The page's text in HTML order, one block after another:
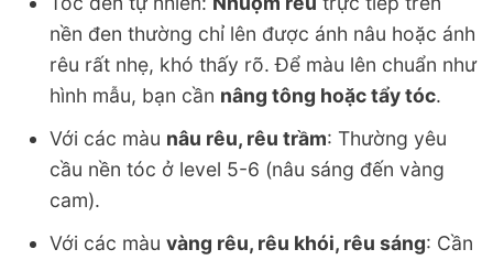
nền đen thường chỉ lên được ánh nâu hoặc ánh
rêu rất nhẹ, khó thấy rõ. Để màu lên chuẩn như
hình mẫu, bạn cần nâng tông hoặc tẩy tóc.
Với các màu nâu rêu, rêu trầm: Thường yêu
cầu nền tóc ở level 5-6 (nâu sáng đến vàng
cam).
Với các màu vàng rêu, rêu khói, rêu sáng: Cần